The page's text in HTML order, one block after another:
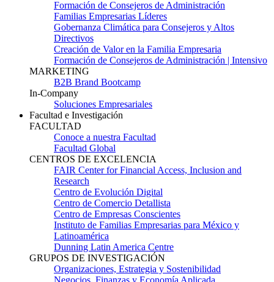
Formación de Consejeros de Administración
Familias Empresarias Líderes
Gobernanza Climática para Consejeros y Altos
Directivos
Creación de Valor en la Familia Empresaria
Formación de Consejeros de Administración | Intensivo
MARKETING
B2B Brand Bootcamp
In-Company
Soluciones Empresariales
Facultad e Investigación
FACULTAD
Conoce a nuestra Facultad
Facultad Global
CENTROS DE EXCELENCIA
FAIR Center for Financial Access, Inclusion and
Research
Centro de Evolución Digital
Centro de Comercio Detallista
Centro de Empresas Conscientes
Instituto de Familias Empresarias para México y
Latinoamérica
Dunning Latin America Centre
GRUPOS DE INVESTIGACIÓN
Organizaciones, Estrategia y Sostenibilidad
Negocios, Finanzas y Economía Aplicada